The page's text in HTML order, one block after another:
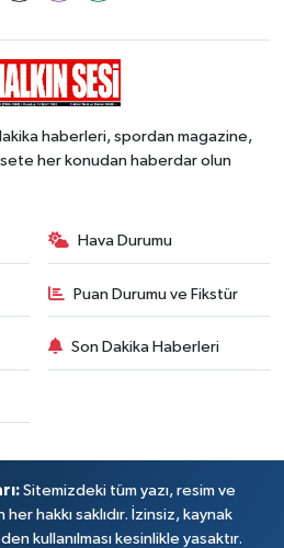
haberleri, spordan magazine,
her konudan haberdar olun
Hava Durumu
Puan Durumu ve Fikstür
Son Dakika Haberleri
Sitemizdeki tüm yazı, resim ve
hakkı saklıdır. İzinsiz, kaynak
kullanılması kesinlikle yasaktır.